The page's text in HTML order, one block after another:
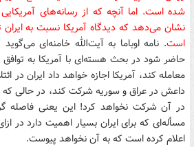
شده است. اما آنچه که از رسانه‌های آمریکایی
نشان می‌دهد که دیدگاه آمریکا نسبت به ایران
است. نامه اوباما به آیت‌الله خامنه‌ای
حاضر شود در بحث هسته‌ای با آمریکا به
معامله کند، آمریکا اجازه خواهد داد ایران در
داعش در عراق و سوریه شرکت کند، در حالی که
در آن شرکت نخواهد کرد! این یعنی فاصله
مسأله‌ای که برای ایران بسیار اهمیت دارد در
اعلام کرده است که به آن نخواهد پیوست.